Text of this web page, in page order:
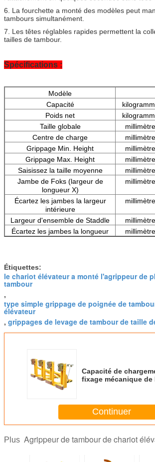
6. La fourchette a monté des modèles peut
tambours simultanément.
7. Les têtes réglables rapides permettent la
tailles de tambour.
Spécifications :
Modèle
Capacité
Poids net
Taille globale
millimètre
Centre de charge
millimètre
Grippage Min. Height
millimètre
Grippage Max. Height
millimètre
Saisissez la taille moyenne
millimètre
Jambe de Foks (largeur de
longueur X)
millimètre
Écartez les jambes la largeur
intérieure
millimètre
Largeur d'ensemble de Staddle millimètre
Écartez les jambes la longueur
millimètre
Étiquettes:
le chariot élévateur a monté l'agrippeur de
tambour
,
type simple grippage de poignée de
élévateur
, grippages de levage de tambour de taille
Capacité de
fixage mécanique de
Continuer
Plus Agrippeur de tambour de chariot